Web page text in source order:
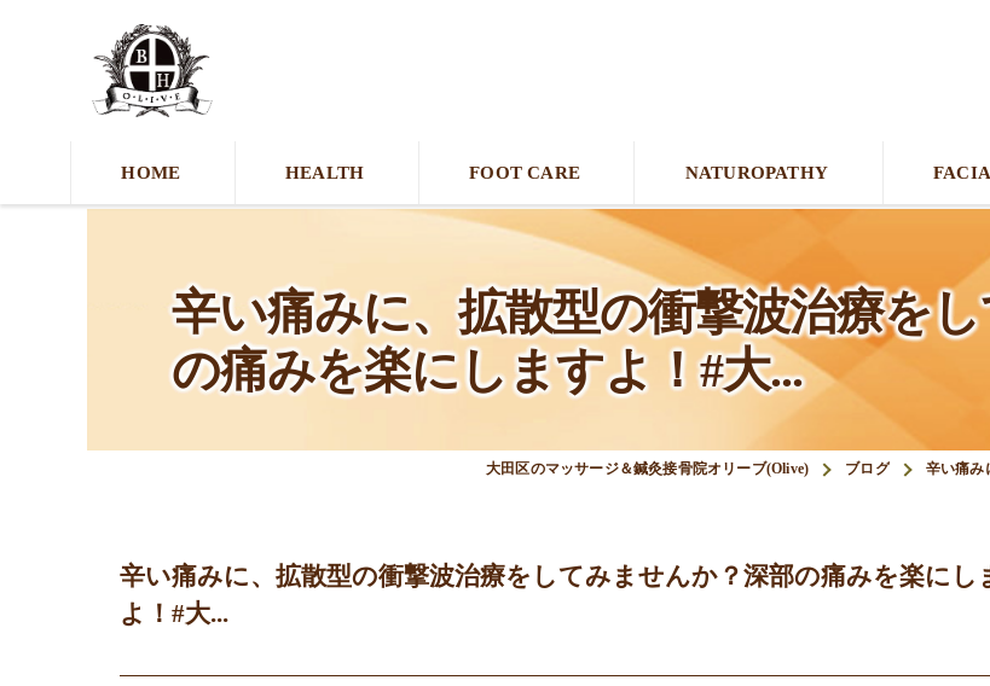
HOME HEALTH FOOT CARE NATUROPATHY
辛い痛みに、拡散型の衝撃波治療を
の痛みを楽にしますよ！#大...
大田区のマッサージ＆鍼灸接骨院オリーブ(Olive) ブログ 辛い痛み
辛い痛みに、拡散型の衝撃波治療をしてみませんか？深部の痛みを楽にし
よ！#大...